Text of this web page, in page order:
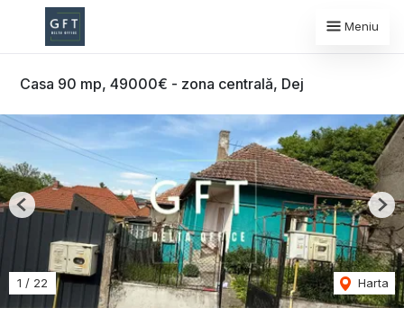
Meniu
Casa 90 mp, 49000€ - zona centrală, Dej
1 / 22 Harta
Previous